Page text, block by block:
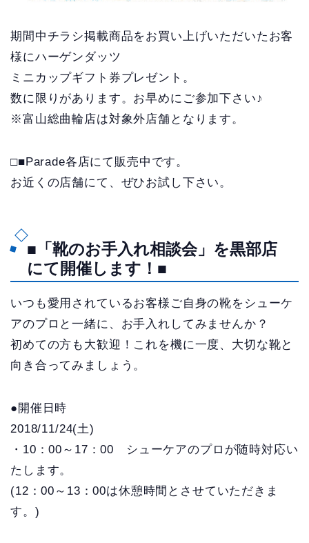
期間中チラシ掲載商品をお買い上げいただいたお客
様にハーゲンダッツ
ミニカップギフト券プレゼント。
数に限りがあります。お早めにご参加下さい♪
※富山総曲輪店は対象外店舗となります。
□■Parade各店にて販売中です。
お近くの店舗にて、ぜひお試し下さい。
■「靴のお手入れ相談会」を黒部店
にて開催します！■
いつも愛用されているお客様ご自身の靴をシューケ
アのプロと一緒に、お手入れしてみませんか？
初めての方も大歓迎！これを機に一度、大切な靴と
向き合ってみましょう。
●開催日時
2018/11/24(土)
・10：00～17：00 シューケアのプロが随時対応い
たします。
(12：00～13：00は休憩時間とさせていただきま
す。)